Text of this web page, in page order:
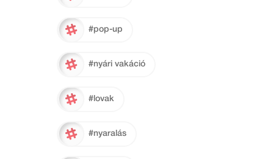
#pop-up
#nyári vakáció
#lovak
#nyaralás